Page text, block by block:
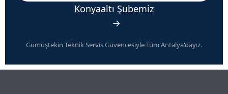
Konyaaltı Şubemiz
→
Gümüştekin Teknik Servis Güvencesiyle Tüm Antalya'dayız.